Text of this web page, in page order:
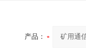
产品：